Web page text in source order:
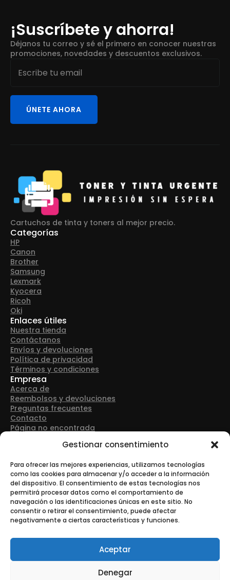
Gestionar consentimiento
Para ofrecer las mejores experiencias, utilizamos tecnologías
como las cookies para almacenar y/o acceder a la información
del dispositivo. El consentimiento de estas tecnologías nos
permitirá procesar datos como el comportamiento de
navegación o las identificaciones únicas en este sitio. No
consentir o retirar el consentimiento, puede afectar
negativamente a ciertas características y funciones.
Aceptar
Denegar
¡Suscríbete y ahorra!
Déjanos tu correo y sé el primero en conocer nuestras
promociones, novedades y descuentos exclusivos.
Email
ÚNETE AHORA
Cartuchos de tinta y toners al mejor precio.
Categorías
HP
Canon
Brother
Samsung
Lexmark
Kyocera
Ricoh
Oki
Enlaces útiles
Nuestra tienda
Contáctanos
Envíos y devoluciones
Política de privacidad
Términos y condiciones
Empresa
Acerca de
Reembolsos y devoluciones
Preguntas frecuentes
Contacto
Página no encontrada
Dirección: Avenida Las Retamas 50, 28922, Alcorcón
Teléfono: +34 916 43 91 88
Correo electrónico: info@tonerurgente.com
© Copyright - Tonerurgente All Rights Reserved.